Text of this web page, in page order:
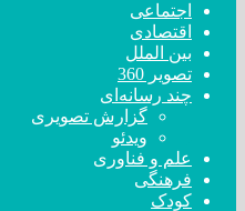
اجتماعی
اقتصادی
بین الملل
تصویر 360
چند رسانه‌ای
گزارش تصویری
ویدئو
علم و فناوری
فرهنگی
کودک